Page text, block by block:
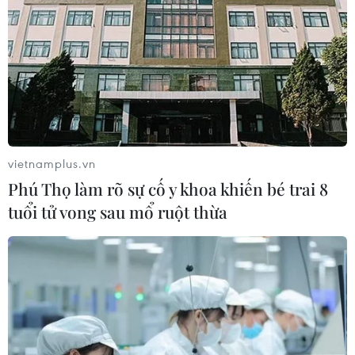
được cơ sở hạ tầng bề mặt cố định trên Mặt
trăng và sao Hỏa. Chúng ta có thể vận hành hệ
thống khai thác tài nguyên để lấy oxy, nước,
nhiên liệu phục vụ nơi ở của con người, không
chỉ để tồn tại mà còn để sống thoải mái,” bà Lal
nói. “Chúng ta có thể làm khoa học ở quy mô
lớn, không phải thu nhỏ thiết bị vì lo tốn điện,
từ radar tới máy đo địa chấn. Đó là nền tảng để
mở cánh cửa vào Thái dương hệ. Và đó là điều
khiến tôi thực sự phấn khích.”
Những quốc gia đầu tiên đặt thành công lò phản
ứng trên Mặt trăng sẽ có ảnh hưởng lớn trong
việc định hình tương lai và các đối thủ tiềm
năng đều đang tăng tốc. Như vậy, cuộc chạy đua
vũ trụ mới không phải là ai đến Mặt trăng
vietnamplus.vn
Phú Thọ làm rõ sự cố y khoa khiến bé trai 8
tuổi tử vong sau mổ ruột thừa